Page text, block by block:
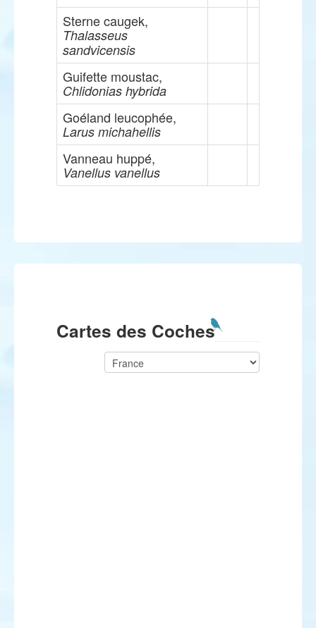
Sterne caugek,
Thalasseus
sandvicensis
Guifette moustac,
Chlidonias hybrida
Goéland leucophée,
Larus michahellis
Vanneau huppé,
Vanellus vanellus
Cartes des Coches